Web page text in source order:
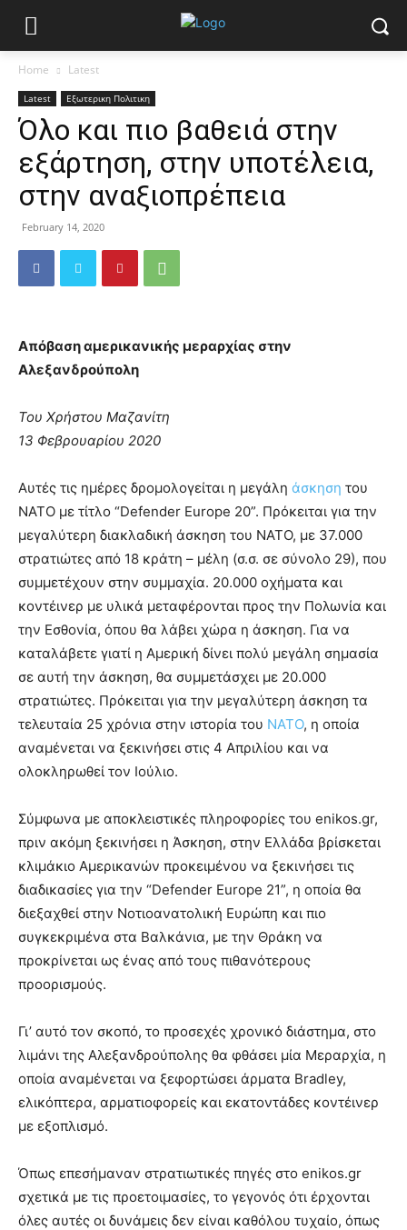
Home Latest
Latest Εξωτερικη Πολιτικη
Όλο και πιο βαθειά στην
εξάρτηση, στην υποτέλεια,
στην αναξιοπρέπεια
February 14, 2020
Απόβαση αμερικανικής μεραρχίας στην
Αλεξανδρούπολη
Του Χρήστου Μαζανίτη
13 Φεβρουαρίου 2020
Αυτές τις ημέρες δρομολογείται η μεγάλη άσκηση του
ΝΑΤΟ με τίτλο “Defender Europe 20”. Πρόκειται για την
μεγαλύτερη διακλαδική άσκηση του ΝΑΤΟ, με 37.000
στρατιώτες από 18 κράτη – μέλη (σ.σ. σε σύνολο 29), που
συμμετέχουν στην συμμαχία. 20.000 οχήματα και
κοντέινερ με υλικά μεταφέρονται προς την Πολωνία και
την Εσθονία, όπου θα λάβει χώρα η άσκηση. Για να
καταλάβετε γιατί η Αμερική δίνει πολύ μεγάλη σημασία
σε αυτή την άσκηση, θα συμμετάσχει με 20.000
στρατιώτες. Πρόκειται για την μεγαλύτερη άσκηση τα
τελευταία 25 χρόνια στην ιστορία του ΝΑΤΟ, η οποία
αναμένεται να ξεκινήσει στις 4 Απριλίου και να
ολοκληρωθεί τον Ιούλιο.
Σύμφωνα με αποκλειστικές πληροφορίες του enikos.gr,
πριν ακόμη ξεκινήσει η Άσκηση, στην Ελλάδα βρίσκεται
κλιμάκιο Αμερικανών προκειμένου να ξεκινήσει τις
διαδικασίες για την “Defender Europe 21”, η οποία θα
διεξαχθεί στην Νοτιοανατολική Ευρώπη και πιο
συγκεκριμένα στα Βαλκάνια, με την Θράκη να
προκρίνεται ως ένας από τους πιθανότερους
προορισμούς.
Γι’ αυτό τον σκοπό, το προσεχές χρονικό διάστημα, στο
λιμάνι της Αλεξανδρούπολης θα φθάσει μία Μεραρχία, η
οποία αναμένεται να ξεφορτώσει άρματα Bradley,
ελικόπτερα, αρματιοφορείς και εκατοντάδες κοντέινερ
με εξοπλισμό.
Όπως επεσήμαναν στρατιωτικές πηγές στο enikos.gr
σχετικά με τις προετοιμασίες, το γεγονός ότι έρχονται
όλες αυτές οι δυνάμεις δεν είναι καθόλου τυχαίο, όπως